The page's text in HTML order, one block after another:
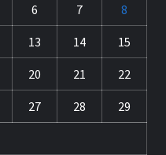
6 7 8
13 14 15
20 21 22
27 28 29